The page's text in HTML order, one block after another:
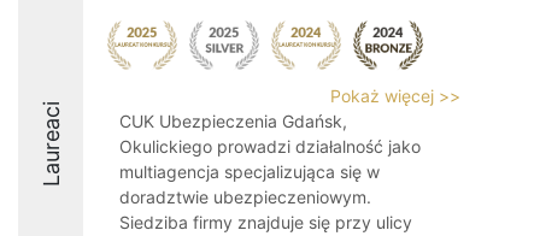
Laureaci
Pokaż więcej >>
CUK Ubezpieczenia Gdańsk,
Okulickiego prowadzi działalność jako
multiagencja specjalizująca się w
doradztwie ubezpieczeniowym.
Siedziba firmy znajduje się przy ulicy